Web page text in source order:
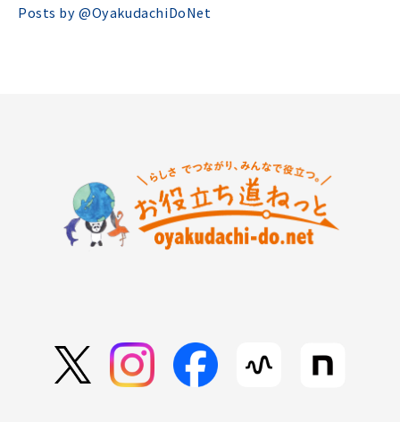
Posts by @OyakudachiDoNet